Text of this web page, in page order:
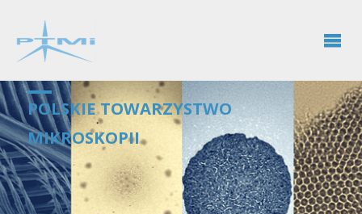
POLSKIE TOWARZYSTWO
MIKROSKOPII